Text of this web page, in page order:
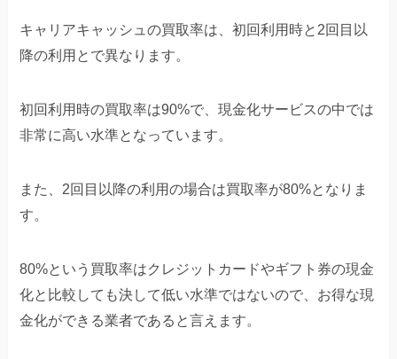
キャリアキャッシュの買取率は、初回利用時と2回目以
降の利用とで異なります。
初回利用時の買取率は90%で、現金化サービスの中では
非常に高い水準となっています。
また、2回目以降の利用の場合は買取率が80%となりま
す。
80%という買取率はクレジットカードやギフト券の現金
化と比較しても決して低い水準ではないので、お得な現
金化ができる業者であると言えます。